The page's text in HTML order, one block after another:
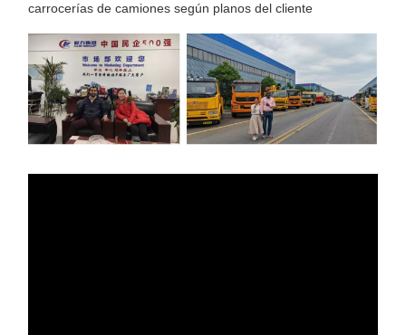
carrocerías de camiones según planos del cliente